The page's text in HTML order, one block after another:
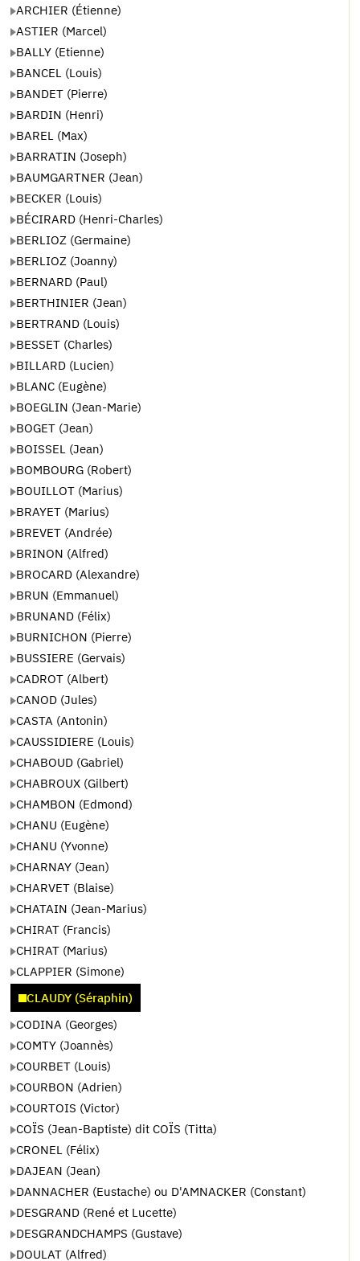
ARCHIER (Étienne)
ASTIER (Marcel)
BALLY (Etienne)
BANCEL (Louis)
BANDET (Pierre)
BARDIN (Henri)
BAREL (Max)
BARRATIN (Joseph)
BAUMGARTNER (Jean)
BECKER (Louis)
BÉCIRARD (Henri-Charles)
BERLIOZ (Germaine)
BERLIOZ (Joanny)
BERNARD (Paul)
BERTHINIER (Jean)
BERTRAND (Louis)
BESSET (Charles)
BILLARD (Lucien)
BLANC (Eugène)
BOEGLIN (Jean-Marie)
BOGET (Jean)
BOISSEL (Jean)
BOMBOURG (Robert)
BOUILLOT (Marius)
BRAYET (Marius)
BREVET (Andrée)
BRINON (Alfred)
BROCARD (Alexandre)
BRUN (Emmanuel)
BRUNAND (Félix)
BURNICHON (Pierre)
BUSSIERE (Gervais)
CADROT (Albert)
CANOD (Jules)
CASTA (Antonin)
CAUSSIDIERE (Louis)
CHABOUD (Gabriel)
CHABROUX (Gilbert)
CHAMBON (Edmond)
CHANU (Eugène)
CHANU (Yvonne)
CHARNAY (Jean)
CHARVET (Blaise)
CHATAIN (Jean-Marius)
CHIRAT (Francis)
CHIRAT (Marius)
CLAPPIER (Simone)
CLAUDY (Séraphin)
CODINA (Georges)
COMTY (Joannès)
COURBET (Louis)
COURBON (Adrien)
COURTOIS (Victor)
COÏS (Jean-Baptiste) dit COÏS (Titta)
CRONEL (Félix)
DAJEAN (Jean)
DANNACHER (Eustache) ou D'AMNACKER (Constant)
DESGRAND (René et Lucette)
DESGRANDCHAMPS (Gustave)
DOULAT (Alfred)